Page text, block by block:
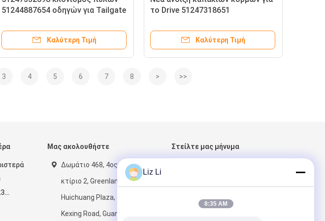
51244887654 οδηγών για Tailgate
BMW X6 E71
Καλύτερη Τιμή
το Drive 51247318651
BMW X6
Καλύτερη Τιμή
3 4 5 6 7 8 > >>
Μας ακολουθήστε
Δωμάτιο 468, 4ος όροφος,
κτίριο 2, Greenland
Huichuang Plaza, αριθ. 6
Kexing Road, Guangzhou
Στείλτε μας μήνυμα
Liz Li
8:35 AM